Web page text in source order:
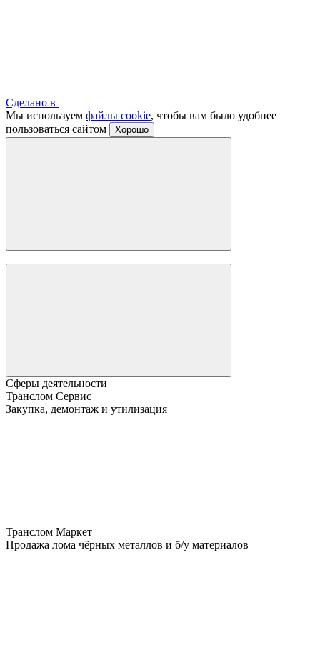
Сделано в
Мы используем файлы cookie, чтобы вам было удобнее
пользоваться сайтом
Хорошо
Сферы деятельности
Транслом Сервис
Закупка, демонтаж и утилизация
Транслом Маркет
Продажа лома чёрных металлов и б/у материалов